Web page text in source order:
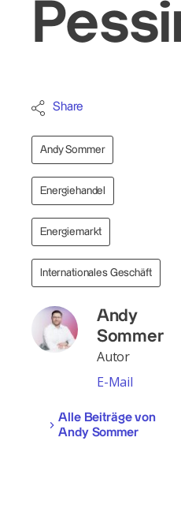
Share
Andy Sommer
Energiehandel
Energiemarkt
Internationales Geschäft
Andy
Sommer
Autor
E-Mail
Alle Beiträge von
Andy Sommer